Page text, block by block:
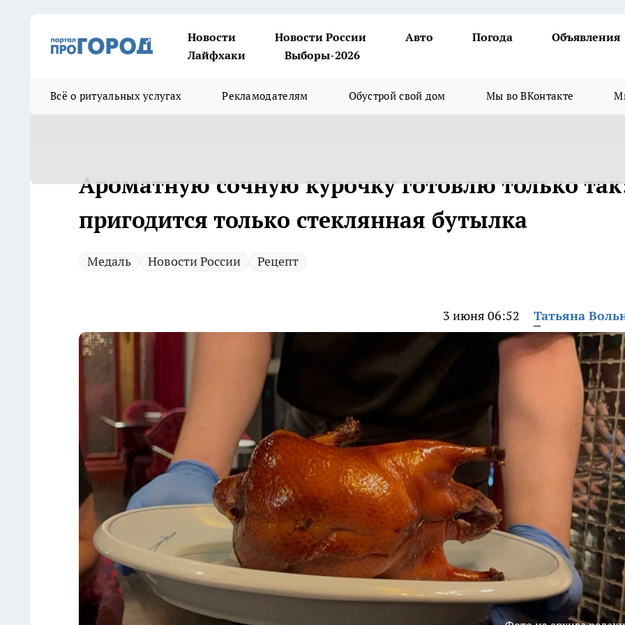
Новости Новости России Авто Погода
Объявления
Лайфхаки
Выборы-2026
Всё о ритуальных услугах Рекламодателям Обустрой свой дом Мы во ВКонтакте
Ароматную сочную курочку готовлю только
пригодится только стеклянная бутылка
Медаль Новости России Рецепт
3 июня 06:52 Татьяна